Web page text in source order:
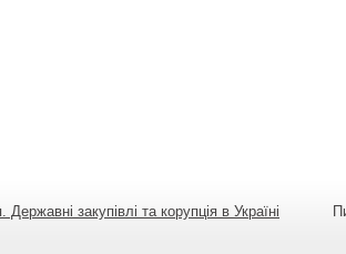
Державні закупівлі та корупція в Україні